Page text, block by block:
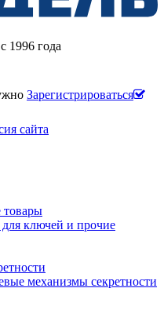
1996 года
Зарегистрироваться
сайта
для ключей и прочие
механизмы секретности